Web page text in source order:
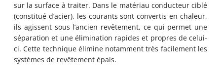
sur la surface à traiter. Dans le matériau conducteur ciblé
(constitué d’acier), les courants sont convertis en chaleur,
ils agissent sous l’ancien revêtement, ce qui permet une
séparation et une élimination rapides et propres de celui-
ci. Cette technique élimine notamment très facilement les
systèmes de revêtement épais.